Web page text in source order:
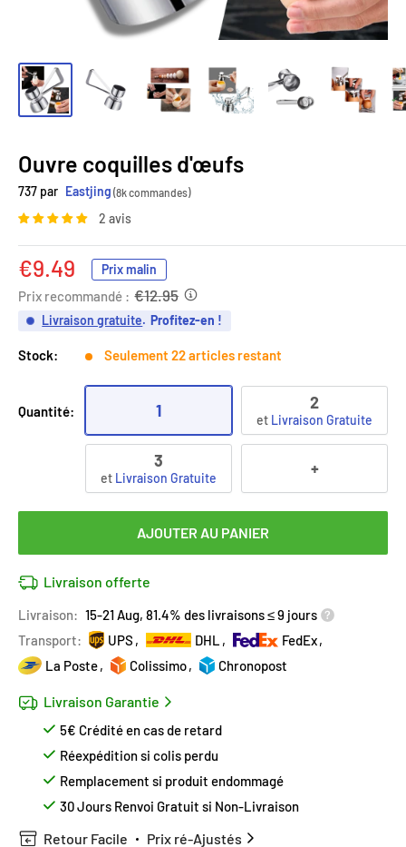
Ouvre coquilles d'œufs
737 par Eastjing (8k commandes)
2 avis
Prix
réduit
€9.49 Prix malin
Prix recommandé : €12.95
Livraison gratuite. Profitez-en !
Stock: Seulement 22 articles restant
Quantité: 1 2
et Livraison Gratuite
3
et Livraison Gratuite +
AJOUTER AU PANIER
Livraison offerte
Livraison: 15-21 Aug, 81.4% des livraisons ≤ 9 jours
Transport:
UPS DHL
FedEx
La Poste
Colissimo Chronopost
Livraison Garantie
5€ Crédité en cas de retard
Réexpédition si colis perdu
Remplacement si produit endommagé
30 Jours Renvoi Gratuit si Non-Livraison
Retour Facile Prix ré-Ajustés